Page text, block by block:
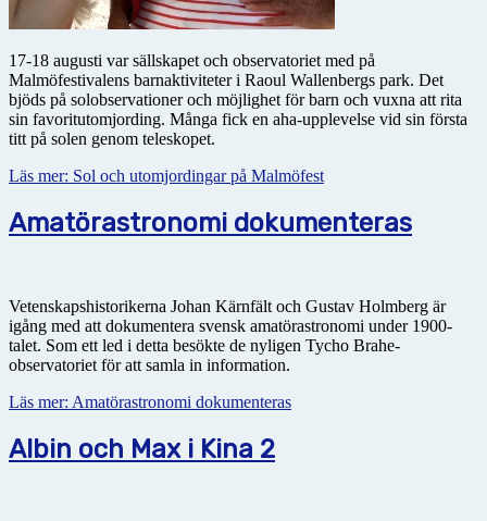
17-18 augusti var sällskapet och observatoriet med på
Malmöfestivalens barnaktiviteter i Raoul Wallenbergs park. Det
bjöds på solobservationer och möjlighet för barn och vuxna att rita
sin favoritutomjording. Många fick en aha-upplevelse vid sin första
titt på solen genom teleskopet.
Läs mer: Sol och utomjordingar på Malmöfest
Amatörastronomi dokumenteras
Vetenskapshistorikerna Johan Kärnfält och Gustav Holmberg är
igång med att dokumentera svensk amatörastronomi under 1900-
talet. Som ett led i detta besökte de nyligen Tycho Brahe-
observatoriet för att samla in information.
Läs mer: Amatörastronomi dokumenteras
Albin och Max i Kina 2